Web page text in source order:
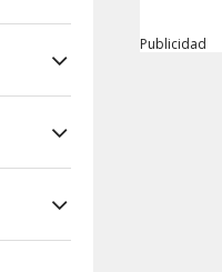
Publicidad